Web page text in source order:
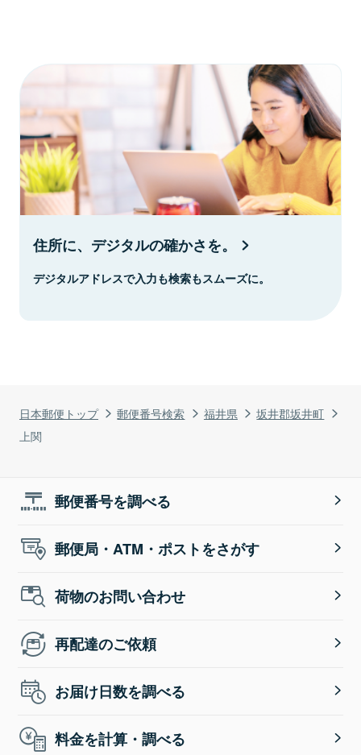
日本郵便トップ 郵便番号検索 福井県
坂井郡坂井町
上関
住所に、デジタルの確かさを。
デジタルアドレスで入力も検索もスムーズに。
郵便番号を調べる
郵便局・ATM・ポストをさがす
荷物のお問い合わせ
再配達のご依頼
お届け日数を調べる
料金を計算・調べる